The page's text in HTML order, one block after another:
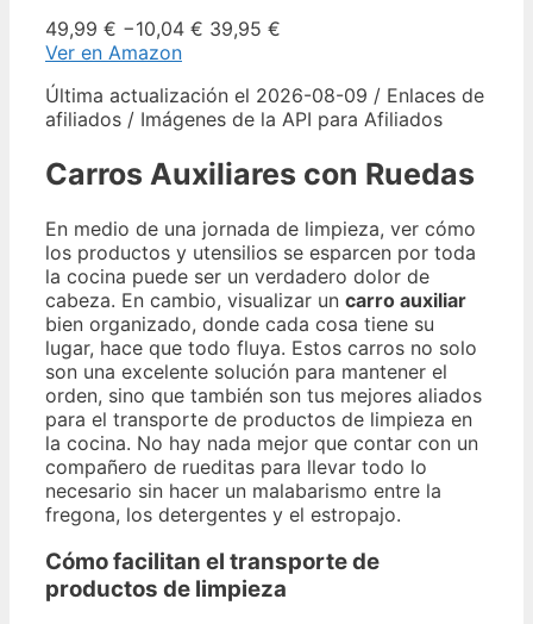
49,99 € −10,04 € 39,95 €
Ver en Amazon
Última actualización el 2026-08-09 / Enlaces de
afiliados / Imágenes de la API para Afiliados
Carros Auxiliares con Ruedas
En medio de una jornada de limpieza, ver cómo
los productos y utensilios se esparcen por toda
la cocina puede ser un verdadero dolor de
cabeza. En cambio, visualizar un carro auxiliar
bien organizado, donde cada cosa tiene su
lugar, hace que todo fluya. Estos carros no solo
son una excelente solución para mantener el
orden, sino que también son tus mejores aliados
para el transporte de productos de limpieza en
la cocina. No hay nada mejor que contar con un
compañero de rueditas para llevar todo lo
necesario sin hacer un malabarismo entre la
fregona, los detergentes y el estropajo.
Cómo facilitan el transporte de
productos de limpieza